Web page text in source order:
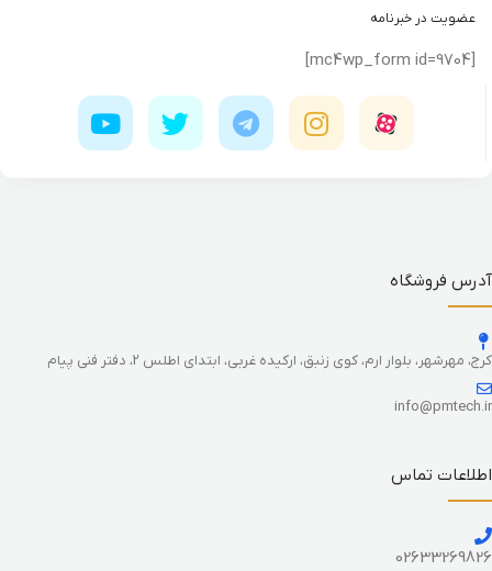
عضویت در خبرنامه
[mc4wp_form id=9704]
آدرس فروشگاه
کرج، مهرشهر، بلوار ارم، کوی زنبق، ارکیده غربی، ابتدای اطلس 2، دفتر فنی پیام
info@pmtech.ir
اطلاعات تماس
02633269826